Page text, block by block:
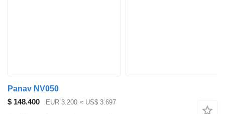
Panav NV050
$ 148.400
EUR 3.200 ≈ US$ 3.697